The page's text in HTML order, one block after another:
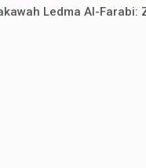
Ledma Al-Farabi: